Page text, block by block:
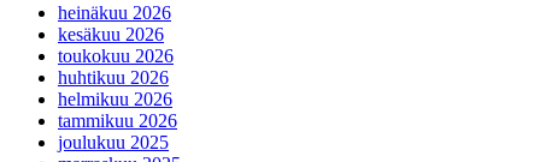
heinäkuu 2026
kesäkuu 2026
toukokuu 2026
huhtikuu 2026
helmikuu 2026
tammikuu 2026
joulukuu 2025